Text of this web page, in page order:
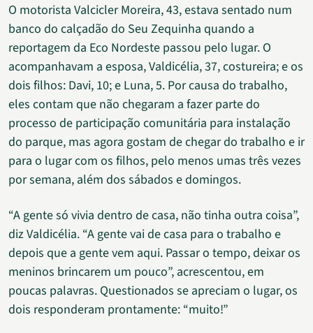
O motorista Valcicler Moreira, 43, estava sentado num
banco do calçadão do Seu Zequinha quando a
reportagem da Eco Nordeste passou pelo lugar. O
acompanhavam a esposa, Valdicélia, 37, costureira; e os
dois filhos: Davi, 10; e Luna, 5. Por causa do trabalho,
eles contam que não chegaram a fazer parte do
processo de participação comunitária para instalação
do parque, mas agora gostam de chegar do trabalho e ir
para o lugar com os filhos, pelo menos umas três vezes
por semana, além dos sábados e domingos.
“A gente só vivia dentro de casa, não tinha outra coisa”,
diz Valdicélia. “A gente vai de casa para o trabalho e
depois que a gente vem aqui. Passar o tempo, deixar os
meninos brincarem um pouco”, acrescentou, em
poucas palavras. Questionados se apreciam o lugar, os
dois responderam prontamente: “muito!”